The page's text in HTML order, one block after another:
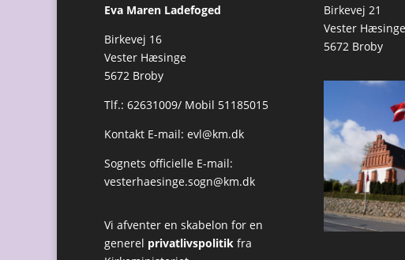
Eva Maren Ladefoged
Birkevej 16
Vester Hæsinge
5672 Broby
Tlf.: 62631009/ Mobil 51185015
Kontakt E-mail: evl@km.dk
Sognets officielle E-mail:
vesterhaesinge.sogn@km.dk
Vi afventer en skabelon for en
generel privatlivspolitik fra
Birkevej 21
Vester Hæsinge
5672 Broby